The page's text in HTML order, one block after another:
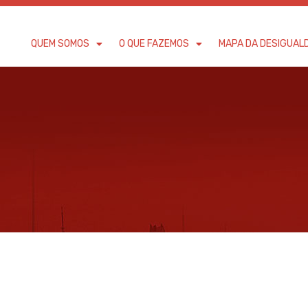
QUEM SOMOS O QUE FAZEMOS MAPA DA